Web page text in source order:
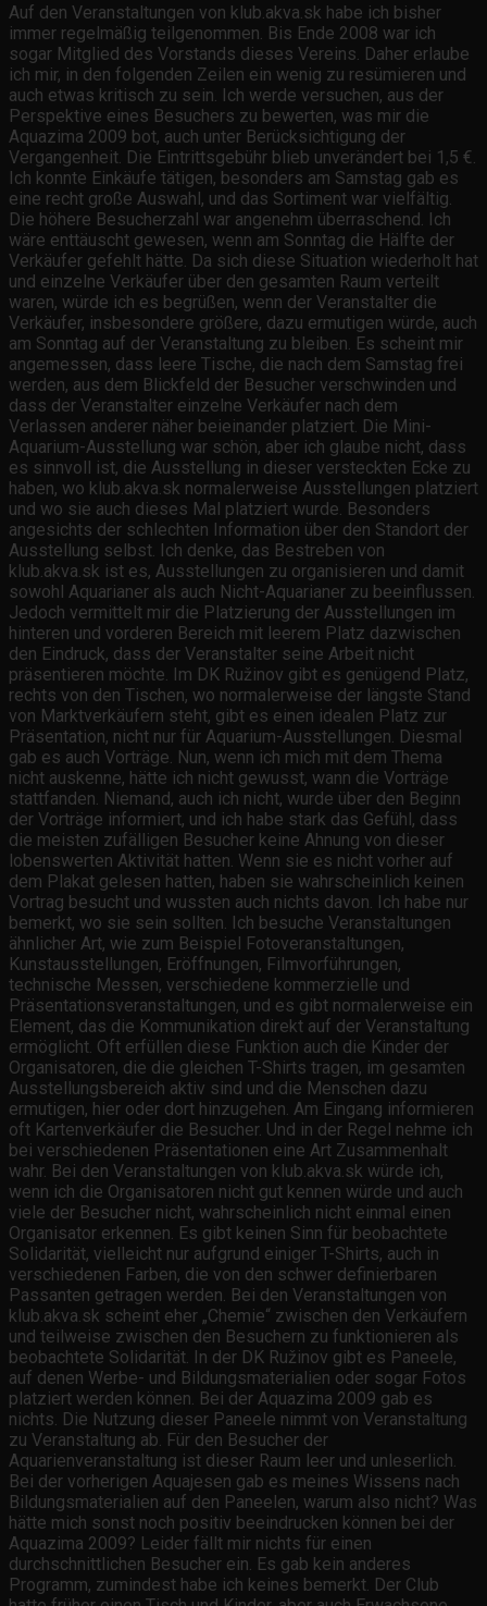
Auf den Veranstaltungen von klub.akva.sk habe ich bisher
immer regelmäßig teilgenommen. Bis Ende 2008 war ich
sogar Mitglied des Vorstands dieses Vereins. Daher erlaube
ich mir, in den folgenden Zeilen ein wenig zu resümieren und
auch etwas kritisch zu sein. Ich werde versuchen, aus der
Perspektive eines Besuchers zu bewerten, was mir die
Aquazima 2009 bot, auch unter Berücksichtigung der
Vergangenheit. Die Eintrittsgebühr blieb unverändert bei 1,5 €.
Ich konnte Einkäufe tätigen, besonders am Samstag gab es
eine recht große Auswahl, und das Sortiment war vielfältig.
Die höhere Besucherzahl war angenehm überraschend. Ich
wäre enttäuscht gewesen, wenn am Sonntag die Hälfte der
Verkäufer gefehlt hätte. Da sich diese Situation wiederholt hat
und einzelne Verkäufer über den gesamten Raum verteilt
waren, würde ich es begrüßen, wenn der Veranstalter die
Verkäufer, insbesondere größere, dazu ermutigen würde, auch
am Sonntag auf der Veranstaltung zu bleiben. Es scheint mir
angemessen, dass leere Tische, die nach dem Samstag frei
werden, aus dem Blickfeld der Besucher verschwinden und
dass der Veranstalter einzelne Verkäufer nach dem
Verlassen anderer näher beieinander platziert. Die Mini-
Aquarium-Ausstellung war schön, aber ich glaube nicht, dass
es sinnvoll ist, die Ausstellung in dieser versteckten Ecke zu
haben, wo klub.akva.sk normalerweise Ausstellungen platziert
und wo sie auch dieses Mal platziert wurde. Besonders
angesichts der schlechten Information über den Standort der
Ausstellung selbst. Ich denke, das Bestreben von
klub.akva.sk ist es, Ausstellungen zu organisieren und damit
sowohl Aquarianer als auch Nicht-Aquarianer zu beeinflussen.
Jedoch vermittelt mir die Platzierung der Ausstellungen im
hinteren und vorderen Bereich mit leerem Platz dazwischen
den Eindruck, dass der Veranstalter seine Arbeit nicht
präsentieren möchte. Im DK Ružinov gibt es genügend Platz,
rechts von den Tischen, wo normalerweise der längste Stand
von Marktverkäufern steht, gibt es einen idealen Platz zur
Präsentation, nicht nur für Aquarium-Ausstellungen. Diesmal
gab es auch Vorträge. Nun, wenn ich mich mit dem Thema
nicht auskenne, hätte ich nicht gewusst, wann die Vorträge
stattfanden. Niemand, auch ich nicht, wurde über den Beginn
der Vorträge informiert, und ich habe stark das Gefühl, dass
die meisten zufälligen Besucher keine Ahnung von dieser
lobenswerten Aktivität hatten. Wenn sie es nicht vorher auf
dem Plakat gelesen hatten, haben sie wahrscheinlich keinen
Vortrag besucht und wussten auch nichts davon. Ich habe nur
bemerkt, wo sie sein sollten. Ich besuche Veranstaltungen
ähnlicher Art, wie zum Beispiel Fotoveranstaltungen,
Kunstausstellungen, Eröffnungen, Filmvorführungen,
technische Messen, verschiedene kommerzielle und
Präsentationsveranstaltungen, und es gibt normalerweise ein
Element, das die Kommunikation direkt auf der Veranstaltung
ermöglicht. Oft erfüllen diese Funktion auch die Kinder der
Organisatoren, die die gleichen T-Shirts tragen, im gesamten
Ausstellungsbereich aktiv sind und die Menschen dazu
ermutigen, hier oder dort hinzugehen. Am Eingang informieren
oft Kartenverkäufer die Besucher. Und in der Regel nehme ich
bei verschiedenen Präsentationen eine Art Zusammenhalt
wahr. Bei den Veranstaltungen von klub.akva.sk würde ich,
wenn ich die Organisatoren nicht gut kennen würde und auch
viele der Besucher nicht, wahrscheinlich nicht einmal einen
Organisator erkennen. Es gibt keinen Sinn für beobachtete
Solidarität, vielleicht nur aufgrund einiger T-Shirts, auch in
verschiedenen Farben, die von den schwer definierbaren
Passanten getragen werden. Bei den Veranstaltungen von
klub.akva.sk scheint eher „Chemie“ zwischen den Verkäufern
und teilweise zwischen den Besuchern zu funktionieren als
beobachtete Solidarität. In der DK Ružinov gibt es Paneele,
auf denen Werbe- und Bildungsmaterialien oder sogar Fotos
platziert werden können. Bei der Aquazima 2009 gab es
nichts. Die Nutzung dieser Paneele nimmt von Veranstaltung
zu Veranstaltung ab. Für den Besucher der
Aquarienveranstaltung ist dieser Raum leer und unleserlich.
Bei der vorherigen Aquajesen gab es meines Wissens nach
Bildungsmaterialien auf den Paneelen, warum also nicht? Was
hätte mich sonst noch positiv beeindrucken können bei der
Aquazima 2009? Leider fällt mir nichts für einen
durchschnittlichen Besucher ein. Es gab kein anderes
Programm, zumindest habe ich keines bemerkt. Der Club